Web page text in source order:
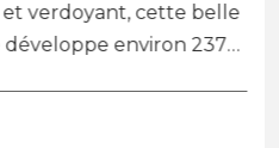
verdoyant, cette belle
environ 237